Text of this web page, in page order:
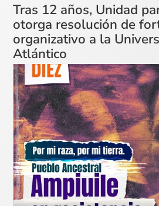
Tras 12 años, Unidad
otorga resolución de
organizativo a la
Atlántico